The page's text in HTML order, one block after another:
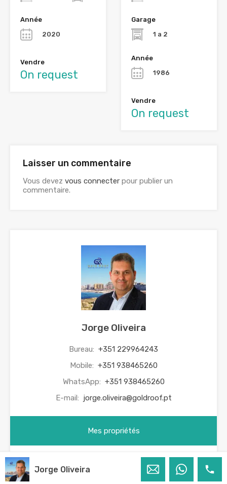
Année
2020
Vendre
On request
Garage
1 a 2
Année
1986
Vendre
On request
Laisser un commentaire
Vous devez vous connecter pour publier un
commentaire.
Jorge Oliveira
Bureau: +351 229964243
Mobile: +351 938465260
WhatsApp: +351 938465260
E-mail: jorge.oliveira@goldroof.pt
Mes propriétés
Jorge Oliveira